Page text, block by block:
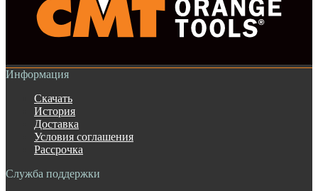
Информация
Скачать
История
Доставка
Условия соглашения
Рассрочка
Служба поддержки